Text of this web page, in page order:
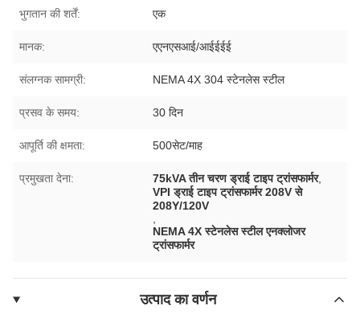
भुगतान की शर्तें: एक
मानक: एएनएसआई/आईईईई
संलग्नक सामग्री: NEMA 4X 304 स्टेनलेस स्टील
प्रसव के समय: 30 दिन
आपूर्ति की क्षमता: 500सेट/माह
प्रमुखता देना: 75kVA तीन चरण ड्राई टाइप ट्रांसफार्मर,
VPI ड्राई टाइप ट्रांसफार्मर 208V से
208Y/120V
NEMA 4X स्टेनलेस स्टील एनक्लोजर
ट्रांसफार्मर
उत्पाद का वर्णन